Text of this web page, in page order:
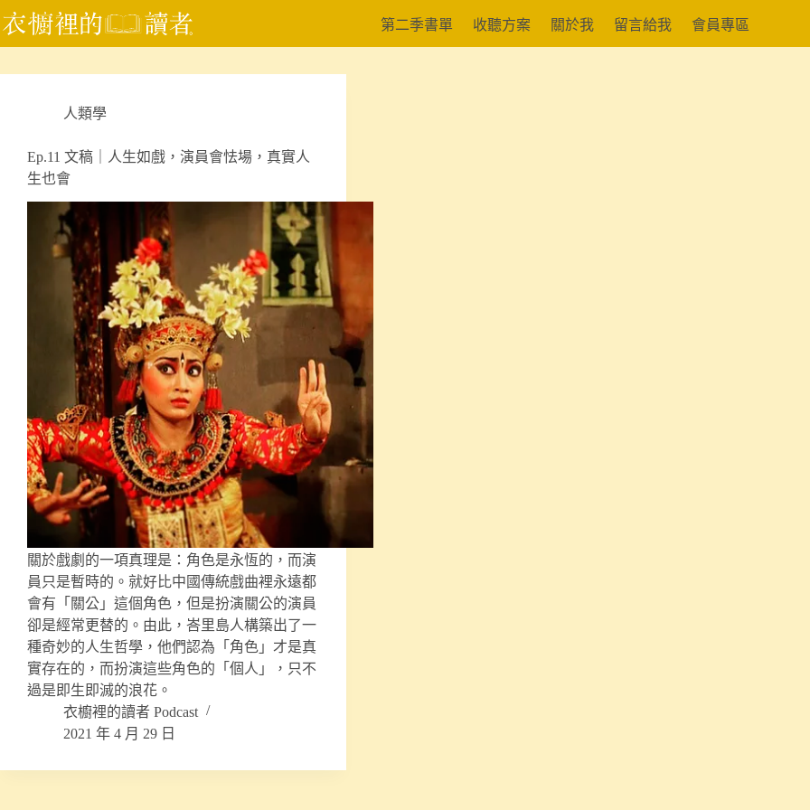
跳
至
要
第二季書單 收聽方案 關於我 留言給我 會員專區
人類學
Ep.11 文稿｜人生如戲，演員會怯場，真實人
生也會
關於戲劇的一項真理是：角色是永恆的，而演
員只是暫時的。就好比中國傳統戲曲裡永遠都
會有「關公」這個角色，但是扮演關公的演員
卻是經常更替的。由此，峇里島人構築出了一
種奇妙的人生哲學，他們認為「角色」才是真
實存在的，而扮演這些角色的「個人」，只不
過是即生即滅的浪花。
衣櫥裡的讀者 Podcast
2021 年 4 月 29 日